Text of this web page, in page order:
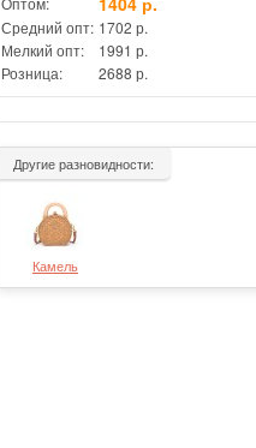
Средний опт: 1702 р.
Мелкий опт:
1991 р.
Розница:
2688 р.
Другие разновидности:
Камель